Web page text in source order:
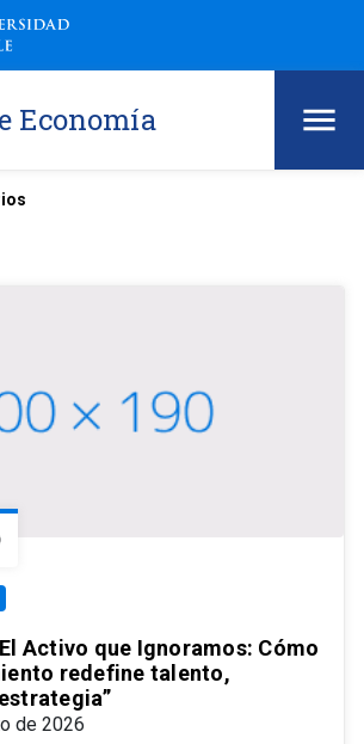
Economía
Activo que Ignoramos: Cómo
redefine talento,
de 2026